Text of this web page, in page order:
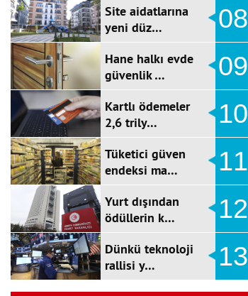
Site aidatlarına
yeni düz…
08
Hane halkı evde
güvenlik …
09
Kartlı ödemeler
2,6 trily…
10
Tüketici güven
endeksi ma…
11
Yurt dışından
ödüllerin k…
12
Dünkü teknoloji
rallisi y…
13